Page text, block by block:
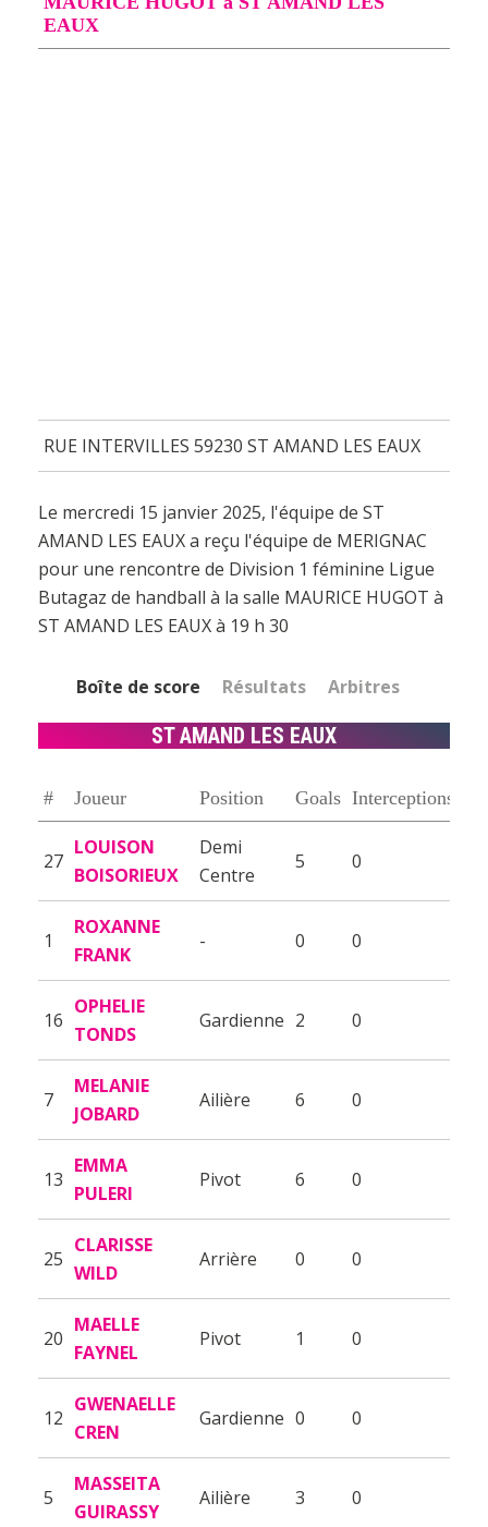
EAUX
RUE INTERVILLES 59230 ST AMAND LES EAUX
Le mercredi 15 janvier 2025, l'équipe de ST
AMAND LES EAUX a reçu l'équipe de MERIGNAC
pour une rencontre de Division 1 féminine Ligue
Butagaz de handball à la salle MAURICE HUGOT à
ST AMAND LES EAUX à 19 h 30
Boîte de score Résultats Arbitres
ST AMAND LES EAUX
# Joueur Position Goals Interceptions
27
LOUISON
BOISORIEUX
Demi
Centre
5 0
1
ROXANNE
FRANK
- 0 0
16
OPHELIE
TONDS
Gardienne 2 0
7
MELANIE
JOBARD
Ailière 6 0
13
EMMA
PULERI
Pivot 6 0
25
CLARISSE
WILD
Arrière 0 0
20
MAELLE
FAYNEL
Pivot 1 0
12
GWENAELLE
CREN
Gardienne 0 0
5
MASSEITA
GUIRASSY
Ailière 3 0